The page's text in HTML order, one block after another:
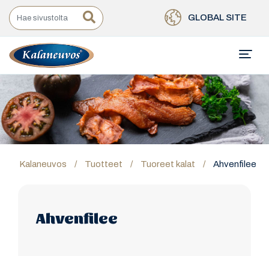
GLOBAL SITE
Kalaneuvos / Tuotteet / Tuoreet kalat / Ahvenfilee
Ahvenfilee